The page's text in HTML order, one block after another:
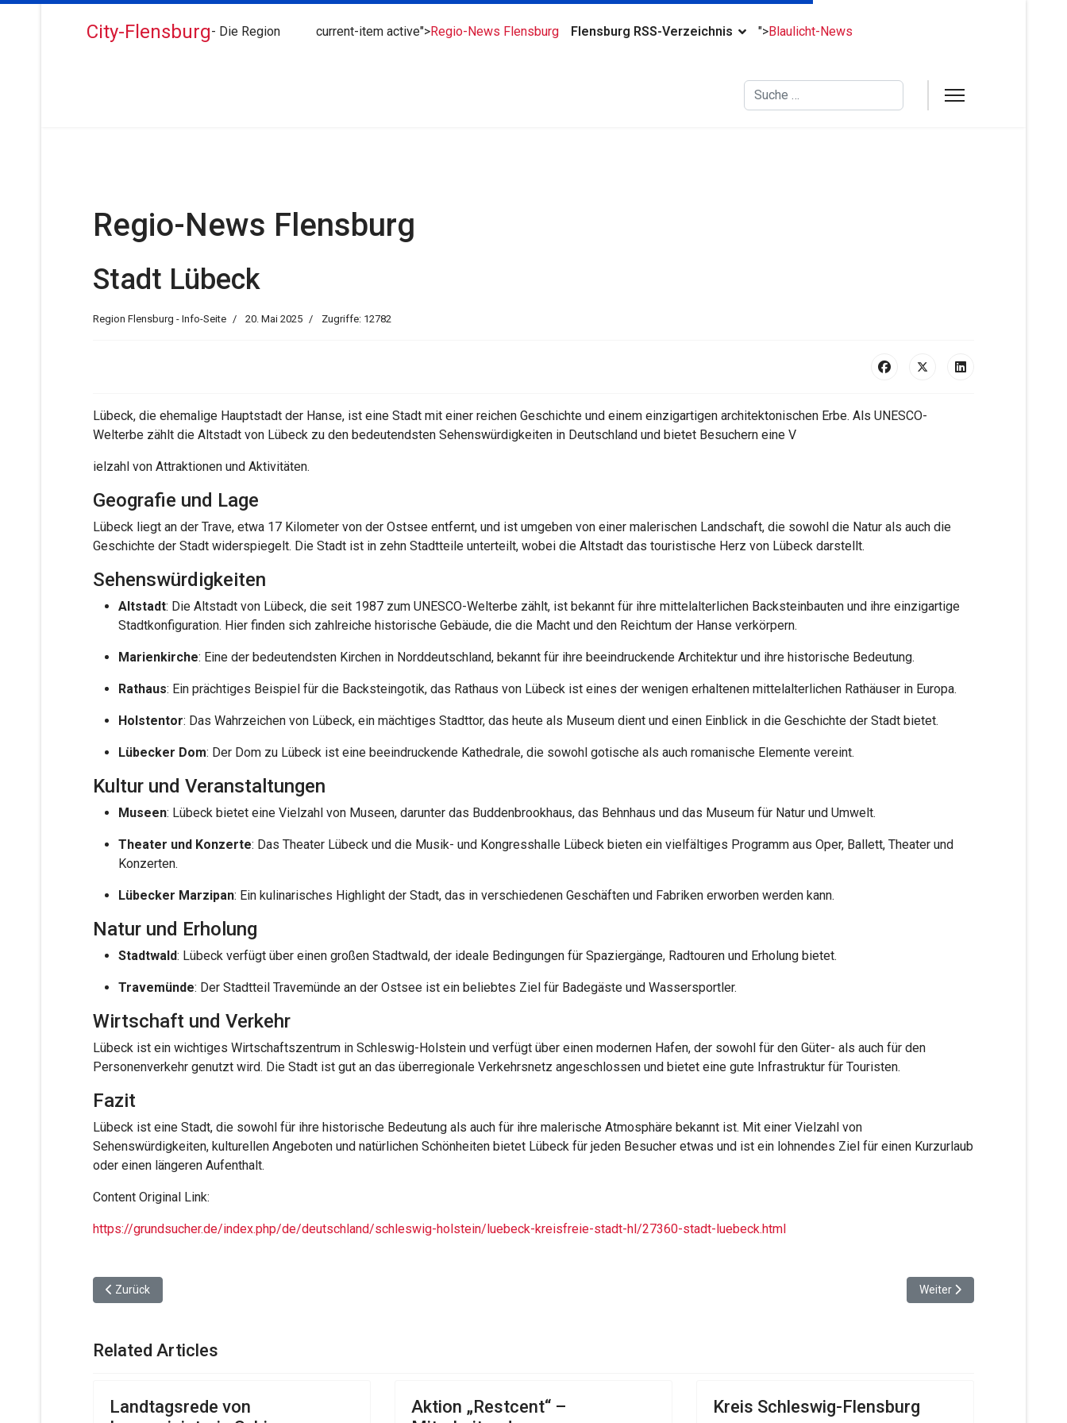
City-Flensburg- Die Region current-item active">Regio-News Flensburg Flensburg RSS-Verzeichnis ">Blaulicht-News
Suchen
Regio-News Flensburg
Stadt Lübeck
Region Flensburg - Info-Seite 20. Mai 2025 Zugriffe: 12782
Lübeck, die ehemalige Hauptstadt der Hanse, ist eine Stadt mit einer reichen Geschichte und einem einzigartigen architektonischen Erbe. Als UNESCO-
Welterbe zählt die Altstadt von Lübeck zu den bedeutendsten Sehenswürdigkeiten in Deutschland und bietet Besuchern eine V
ielzahl von Attraktionen und Aktivitäten.
Geografie und Lage
Lübeck liegt an der Trave, etwa 17 Kilometer von der Ostsee entfernt, und ist umgeben von einer malerischen Landschaft, die sowohl die Natur als auch die
Geschichte der Stadt widerspiegelt. Die Stadt ist in zehn Stadtteile unterteilt, wobei die Altstadt das touristische Herz von Lübeck darstellt.
Sehenswürdigkeiten
Altstadt: Die Altstadt von Lübeck, die seit 1987 zum UNESCO-Welterbe zählt, ist bekannt für ihre mittelalterlichen Backsteinbauten und ihre einzigartige
Stadtkonfiguration. Hier finden sich zahlreiche historische Gebäude, die die Macht und den Reichtum der Hanse verkörpern.
Marienkirche: Eine der bedeutendsten Kirchen in Norddeutschland, bekannt für ihre beeindruckende Architektur und ihre historische Bedeutung.
Rathaus: Ein prächtiges Beispiel für die Backsteingotik, das Rathaus von Lübeck ist eines der wenigen erhaltenen mittelalterlichen Rathäuser in Europa.
Holstentor: Das Wahrzeichen von Lübeck, ein mächtiges Stadttor, das heute als Museum dient und einen Einblick in die Geschichte der Stadt bietet.
Lübecker Dom: Der Dom zu Lübeck ist eine beeindruckende Kathedrale, die sowohl gotische als auch romanische Elemente vereint.
Kultur und Veranstaltungen
Museen: Lübeck bietet eine Vielzahl von Museen, darunter das Buddenbrookhaus, das Behnhaus und das Museum für Natur und Umwelt.
Theater und Konzerte: Das Theater Lübeck und die Musik- und Kongresshalle Lübeck bieten ein vielfältiges Programm aus Oper, Ballett, Theater und
Konzerten.
Lübecker Marzipan: Ein kulinarisches Highlight der Stadt, das in verschiedenen Geschäften und Fabriken erworben werden kann.
Natur und Erholung
Stadtwald: Lübeck verfügt über einen großen Stadtwald, der ideale Bedingungen für Spaziergänge, Radtouren und Erholung bietet.
Travemünde: Der Stadtteil Travemünde an der Ostsee ist ein beliebtes Ziel für Badegäste und Wassersportler.
Wirtschaft und Verkehr
Lübeck ist ein wichtiges Wirtschaftszentrum in Schleswig-Holstein und verfügt über einen modernen Hafen, der sowohl für den Güter- als auch für den
Personenverkehr genutzt wird. Die Stadt ist gut an das überregionale Verkehrsnetz angeschlossen und bietet eine gute Infrastruktur für Touristen.
Fazit
Lübeck ist eine Stadt, die sowohl für ihre historische Bedeutung als auch für ihre malerische Atmosphäre bekannt ist. Mit einer Vielzahl von
Sehenswürdigkeiten, kulturellen Angeboten und natürlichen Schönheiten bietet Lübeck für jeden Besucher etwas und ist ein lohnendes Ziel für einen Kurzurlaub
oder einen längeren Aufenthalt.
Content Original Link:
https://grundsucher.de/index.php/de/deutschland/schleswig-holstein/luebeck-kreisfreie-stadt-hl/27360-stadt-luebeck.html
Vorheriger Beitrag: Lübeck erwartet Hitze-Intermezzo zum Wochenende
Zurück Nächster Beitrag: Like A
Weiter
Related Articles
Landtagsrede von
Aktion „Restcent“ –
Kreis Schleswig-Flensburg